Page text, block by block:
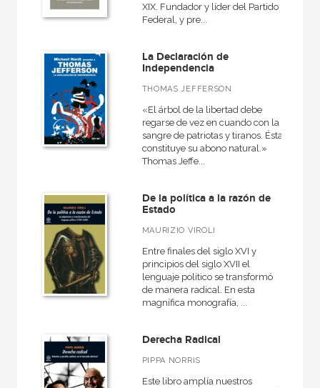
Cuestiones de antagonismo
El libro de...
Fuera de colección - Akal
VER TODAS... (20)
Cartoné
Ebook
Papel
Rústica
CATÁLOGOS PDF
XIX. Fundador y líder del Partido
Federal, y pre...
La Declaración de
Independencia
THOMAS JEFFERSON
«El árbol de la libertad debe
regarse de vez en cuando con la
sangre de patriotas y tiranos. Ésta
constituye su abono natural.»
Thomas Jeffe...
De la política a la razón de
Estado
MAURIZIO VIROLI
Entre finales del siglo XVI y
principios del siglo XVII el
lenguaje político se transformó
de manera radical. En esta
magnífica monografía, ...
Derecha Radical
PIPPA NORRIS
Este libro amplía nuestros